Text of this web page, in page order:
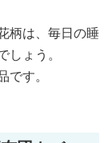
柄は、毎日の睡
ょう。
す。